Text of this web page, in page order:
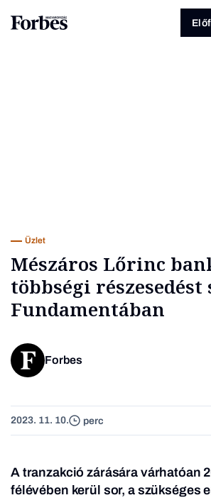
Üzlet
Mészáros Lőrinc
többségi részesedést
Fundamentában
Forbes
2023. 11. 10. perc
A tranzakció zárására várhatóan
félévében kerül sor, a szükséges